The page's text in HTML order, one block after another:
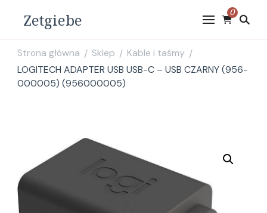
Zetgiebe 0
Strona główna / Sklep / Kable i taśmy /
LOGITECH ADAPTER USB USB-C – USB CZARNY (956-
000005) (956000005)